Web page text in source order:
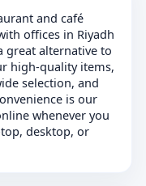
and café
offices in Riyadh
great alternative to
high-quality items,
selection, and
is our
whenever you
desktop, or